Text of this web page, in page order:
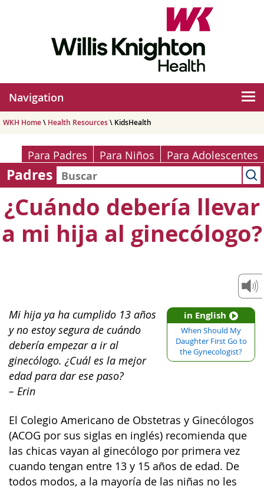
Navigation
WKH Home\ Health Resources\ KidsHealth
Para Padres Para Niños Para Adolescentes
Padres
¿Cuándo debería llevar
a mi hija al ginecólogo?
in English
When Should My
Daughter First Go to
the Gynecologist?
Mi hija ya ha cumplido 13 años
y no estoy segura de cuándo
debería empezar a ir al
ginecólogo. ¿Cuál es la mejor
edad para dar ese paso?
– Erin
El Colegio Americano de Obstetras y Ginecólogos
(ACOG por sus siglas en inglés) recomienda que
las chicas vayan al ginecólogo por primera vez
cuando tengan entre 13 y 15 años de edad. De
todos modos, a la mayoría de las niñas no les